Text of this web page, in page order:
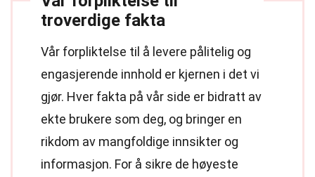
troverdige fakta
Vår forpliktelse til å levere pålitelig og
engasjerende innhold er kjernen i det vi
gjør. Hver fakta på vår side er bidratt av
ekte brukere som deg, og bringer en
rikdom av mangfoldige innsikter og
informasjon. For å sikre de høyeste